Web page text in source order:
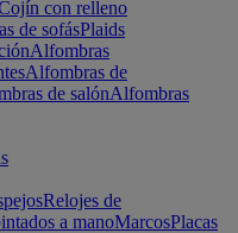
con relleno
de sofásPlaids
Alfombras
Alfombras de
de salónAlfombras
Relojes de
a manoMarcosPlacas